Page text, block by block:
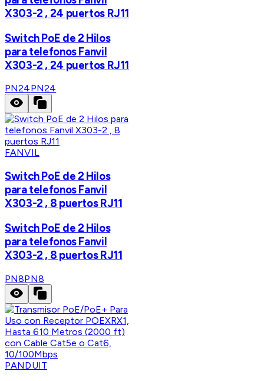
X303-2 , 24 puertos RJ11
Switch PoE de 2 Hilos
para telefonos Fanvil
X303-2 , 24 puertos RJ11
PN24PN24
FANVIL
Switch PoE de 2 Hilos
para telefonos Fanvil
X303-2 , 8 puertos RJ11
Switch PoE de 2 Hilos
para telefonos Fanvil
X303-2 , 8 puertos RJ11
PN8PN8
PANDUIT